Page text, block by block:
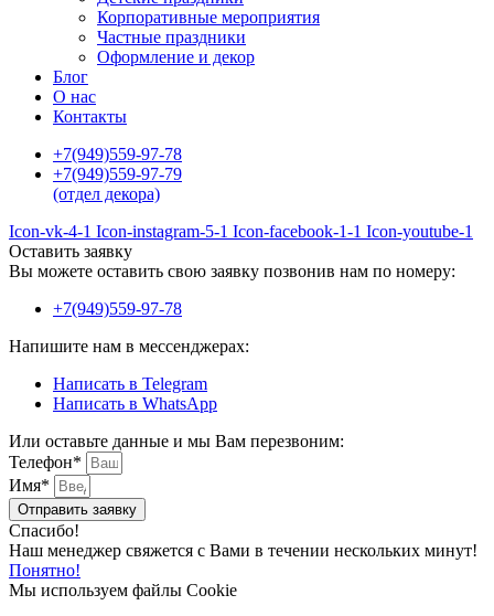
Корпоративные мероприятия
Частные праздники
Оформление и декор
Блог
О нас
Контакты
+7(949)559-97-78
+7(949)559-97-79
(отдел декора)
Icon-vk-4-1 Icon-instagram-5-1 Icon-facebook-1-1 Icon-youtube-1
Оставить заявку
Вы можете оставить свою заявку позвонив нам по номеру:
+7(949)559-97-78
Напишите нам в мессенджерах:
Написать в Telegram
Написать в WhatsApp
Или оставьте данные и мы Вам перезвоним:
Телефон*
Имя*
Отправить заявку
Спасибо!
Наш менеджер свяжется с Вами в течении нескольких минут!
Понятно!
Мы используем файлы Cookie